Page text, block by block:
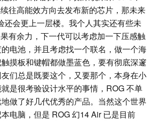
往高能效方向去发布新的芯片，那未来
还会更上一层楼。我个人其实还有些未
有余力，下一代可以考虑加一下压感触
电池，并且考虑找一个联名，做一个海
摸板和键帽都做墨蓝色，要有彻底深邃
们总是既要这个，又要那个，本身在小
是很考验设计水平的事情，ROG 不单
做了好几代优秀的产品。当然这个世界
电脑，但是 ROG 幻14 Air 已是目前